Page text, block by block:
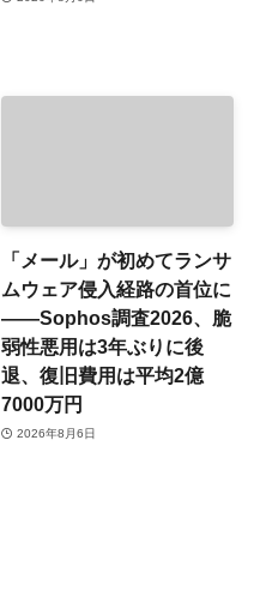
「メール」が初めてランサ
ムウェア侵入経路の首位に
——Sophos調査2026、脆
弱性悪用は3年ぶりに後
退、復旧費用は平均2億
7000万円
2026年8月6日